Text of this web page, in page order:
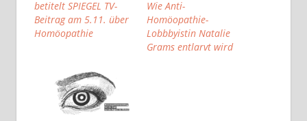
betitelt SPIEGEL TV-
Beitrag am 5.11. über
Homöopathie
Wie Anti-
Homöopathie-
Lobbbyistin Natalie
Grams entlarvt wird